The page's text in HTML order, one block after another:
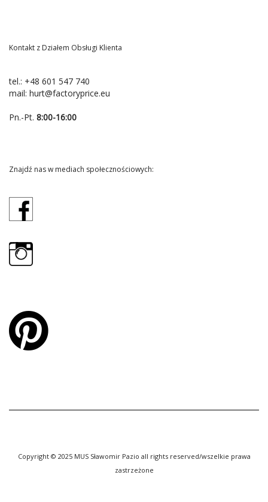
Kontakt z Działem Obsługi Klienta
tel.: +48 601 547 740
mail: hurt@factoryprice.eu
Pn.-Pt. 8:00-16:00
Znajdź nas w mediach społecznościowych:
Copyright © 2025 MUS Sławomir Pazio all rights reserved/wszelkie prawa
zastrzeżone